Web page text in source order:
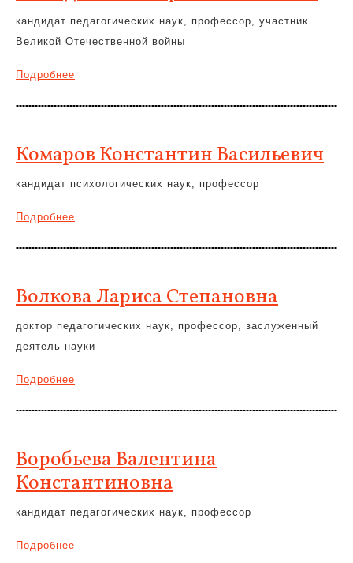
кандидат педагогических наук, профессор, участник
Великой Отечественной войны
Подробнее
Комаров Константин Васильевич
кандидат психологических наук, профессор
Подробнее
Волкова Лариса Степановна
доктор педагогических наук, профессор, заслуженный
деятель науки
Подробнее
Воробьева Валентина
Константиновна
кандидат педагогических наук, профессор
Подробнее